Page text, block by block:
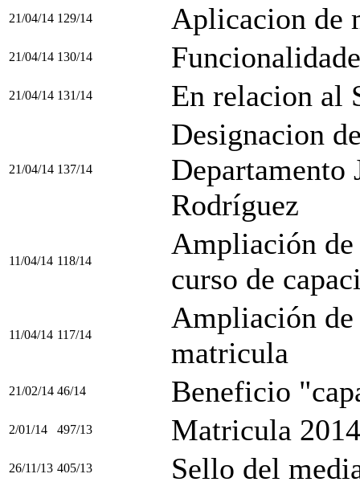
21/04/14 129/14 Aplicacion de
21/04/14 130/14
21/04/14 131/14 En relacion al
21/04/14 137/14
Designacion
Rodríguez
11/04/14 118/14
Ampliación de
curso de
11/04/14 117/14
Ampliación de
matricula
21/02/14 46/14 Beneficio
2/01/14 497/13 Matricula 2014
26/11/13 405/13 Sello del